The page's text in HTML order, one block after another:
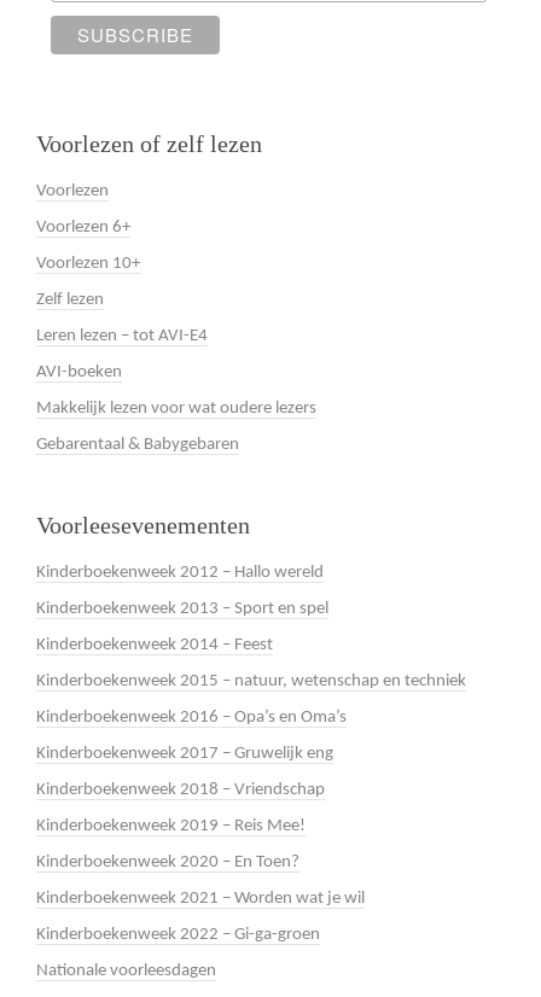
Voorlezen of zelf lezen
Voorlezen
Voorlezen 6+
Voorlezen 10+
Zelf lezen
Leren lezen – tot AVI-E4
AVI-boeken
Makkelijk lezen voor wat oudere lezers
Gebarentaal & Babygebaren
Voorleesevenementen
Kinderboekenweek 2012 – Hallo wereld
Kinderboekenweek 2013 – Sport en spel
Kinderboekenweek 2014 – Feest
Kinderboekenweek 2015 – natuur, wetenschap en techniek
Kinderboekenweek 2016 – Opa’s en Oma’s
Kinderboekenweek 2017 – Gruwelijk eng
Kinderboekenweek 2018 – Vriendschap
Kinderboekenweek 2019 – Reis Mee!
Kinderboekenweek 2020 – En Toen?
Kinderboekenweek 2021 – Worden wat je wil
Kinderboekenweek 2022 – Gi-ga-groen
Nationale voorleesdagen